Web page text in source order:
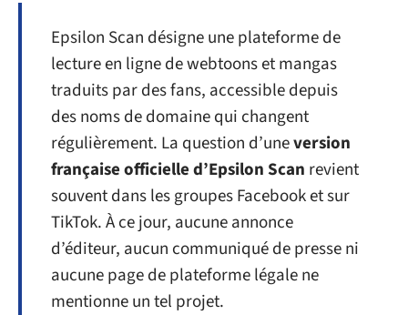
Epsilon Scan désigne une plateforme de
lecture en ligne de webtoons et mangas
traduits par des fans, accessible depuis
des noms de domaine qui changent
régulièrement. La question d’uneversion
française officielle d’Epsilon Scan revient
souvent dans les groupes Facebook et sur
TikTok. À ce jour, aucune annonce
d’éditeur, aucun communiqué de presse ni
aucune page de plateforme légale ne
mentionne un tel projet.